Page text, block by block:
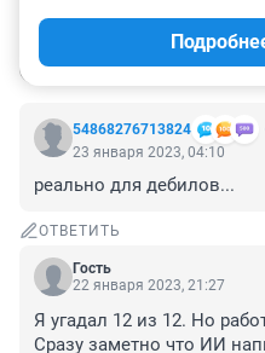
54868276713824
23 января 2023, 04:10
реально для дебилов...
ОТВЕТИТЬ
Гость
22 января 2023, 21:27
Я угадал 12 из 12. Но
Сразу заметно что ИИ